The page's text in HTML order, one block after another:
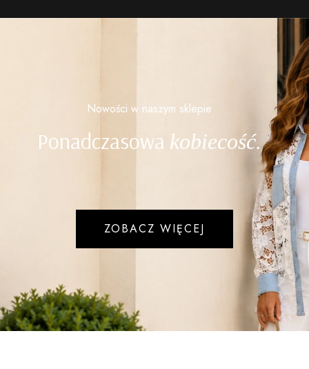
Nowości w naszym sklepie
Ponadczasowa kobiecość.
ZOBACZ WIĘCEJ